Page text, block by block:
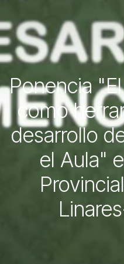
Ponencia
como
desarrollo
el Aula"